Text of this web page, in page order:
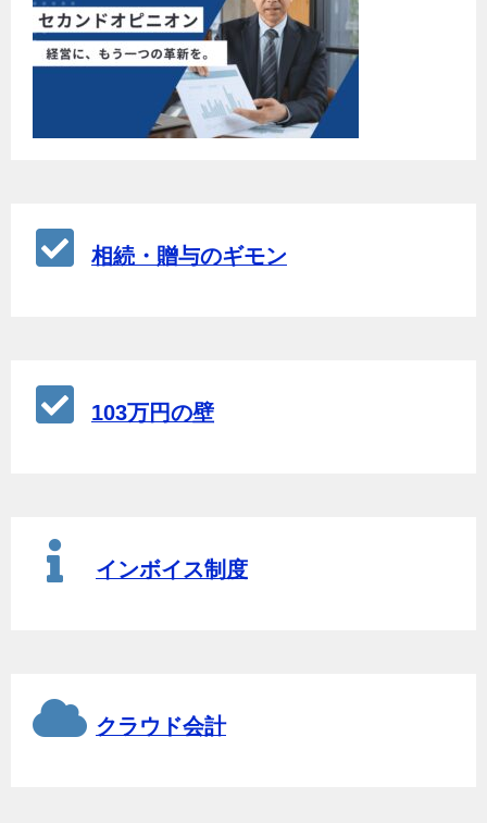
相続・贈与のギモン
103万円の壁
インボイス制度
クラウド会計